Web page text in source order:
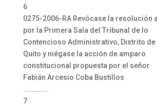
6
0275-2006-RA Revócase la resolución
por la Primera Sala del Tribunal de lo
Contencioso Administrativo, Distrito de
Quito y niégase la acción de amparo
constitucional propuesta por el señor
Fabián Arcesio Coba Bustillos
……………
7